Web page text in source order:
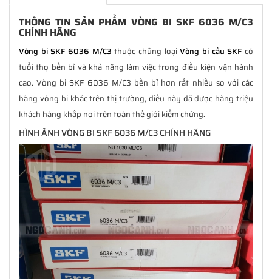
THÔNG TIN SẢN PHẨM VÒNG BI SKF 6036 M/C3
CHÍNH HÃNG
Vòng bi SKF 6036 M/C3 thuộc chủng loạiVòng bi cầu SKF có
tuổi thọ bền bỉ và khả năng làm việc trong điều kiện vận hành
cao. Vòng bi SKF 6036 M/C3 bền bỉ hơn rất nhiều so với các
hãng vòng bi khác trên thị trường, điều này đã được hàng triệu
khách hàng khắp nơi trên toàn thế giới kiểm chứng.
HÌNH ẢNH VÒNG BI SKF 6036 M/C3 CHÍNH HÃNG